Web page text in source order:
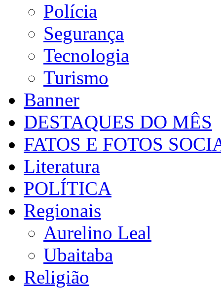
Polícia
Segurança
Tecnologia
Turismo
Banner
DESTAQUES DO MÊS
FATOS E FOTOS
Literatura
POLÍTICA
Regionais
Aurelino Leal
Ubaitaba
Religião